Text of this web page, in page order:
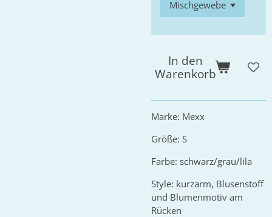
In den
Warenkorb
Marke: Mexx
Größe: S
Farbe: schwarz/grau/lila
Style: kurzarm, Blusenstoff
und Blumenmotiv am
Rücken